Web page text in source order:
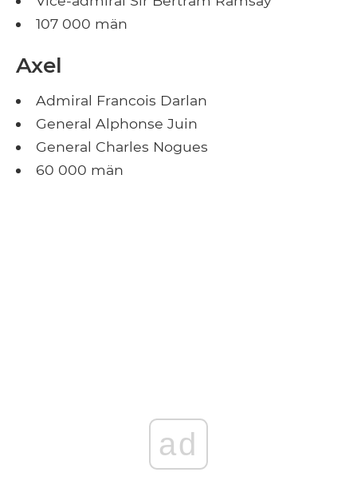
107 000 män
Axel
Admiral Francois Darlan
General Alphonse Juin
General Charles Nogues
60 000 män
ad